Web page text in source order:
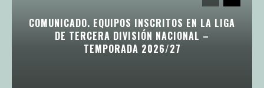
COMUNICADO. EQUIPOS INSCRITOS EN LA LIGA
DE TERCERA DIVISIÓN NACIONAL –
TEMPORADA 2026/27